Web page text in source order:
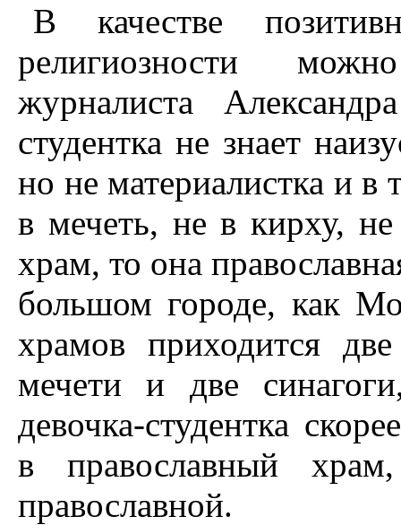
В качестве
религиозности
журналиста
студентка не знает
но не материалистка и
в мечеть, не в кирху,
храм, то она
большом городе, как
храмов приходится
мечети и две
девочка-студентка
в православный
православной.